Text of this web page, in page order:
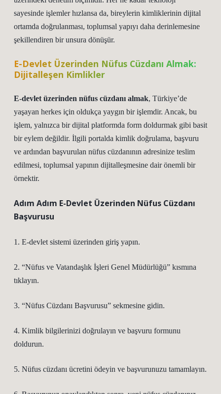
sayesinde işlemler hızlansa da, bireylerin kimliklerinin dijital
ortamda doğrulanması, toplumsal yapıyı daha derinlemesine
şekillendiren bir unsura dönüşür.
E-Devlet Üzerinden Nüfus Cüzdanı Almak:
Dijitalleşen Kimlikler
E-devlet üzerinden nüfus cüzdanı almak, Türkiye’de
yaşayan herkes için oldukça yaygın bir işlemdir. Ancak, bu
işlem, yalnızca bir dijital platformda form doldurmak gibi basit
bir eylem değildir. İlgili portalda kimlik doğrulama, başvuru
ve ardından başvurulan nüfus cüzdanının adresinize teslim
edilmesi, toplumsal yapının dijitalleşmesine dair önemli bir
örnektir.
Adım Adım E-Devlet Üzerinden Nüfus Cüzdanı
Başvurusu
1. E-devlet sistemi üzerinden giriş yapın.
2. “Nüfus ve Vatandaşlık İşleri Genel Müdürlüğü” kısmına
tıklayın.
3. “Nüfus Cüzdanı Başvurusu” sekmesine gidin.
4. Kimlik bilgilerinizi doğrulayın ve başvuru formunu
doldurun.
5. Nüfus cüzdanı ücretini ödeyin ve başvurunuzu tamamlayın.